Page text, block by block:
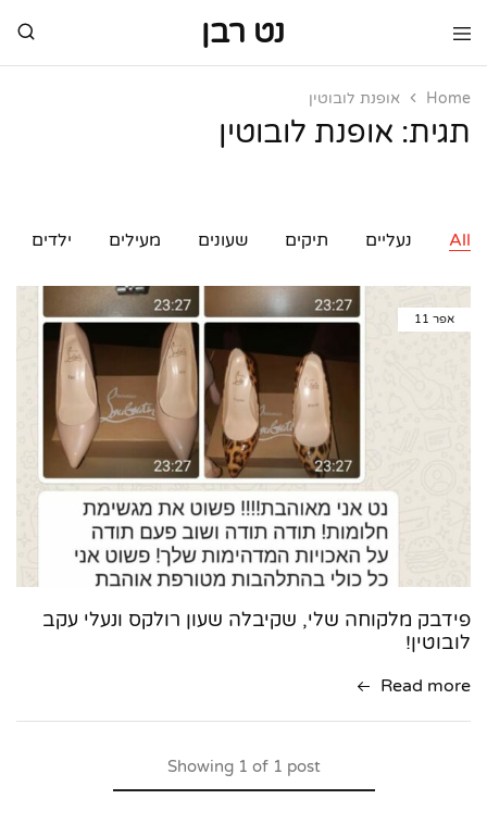
נט רבן
נט
מותגי
מותגי
Home אופנת לובוטין
תגית: אופנת לובוטין
All נעליים תיקים שעונים מעילים ילדים
אפר 11
פידבק מלקוחה שלי, שקיבלה שעון רולקס ונעלי עקב
לובוטין!
Read more
Showing1 of 1 post